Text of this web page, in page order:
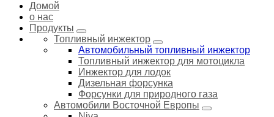
Домой
о нас
Продукты
Топливный инжектор
Автомобильный топливный инжектор
Топливный инжектор для мотоцикла
Инжектор для лодок
Дизельная форсунка
Форсунки для природного газа
Автомобили Восточной Европы